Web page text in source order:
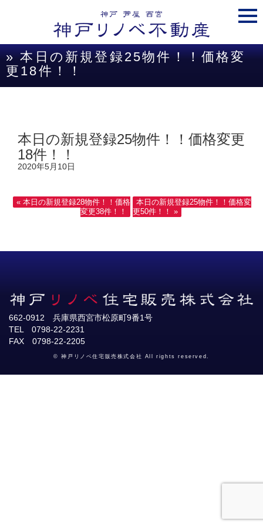
» 本日の新規登録25物件！！価格変
更18件！！
本日の新規登録25物件！！価格変更
18件！！
2020年5月10日
« 本日の新規登録28物件！！価格
変更38件！！
本日の新規登録25物件！！価格変
更50件！！ »
662-0912 兵庫県西宮市松原町9番1号
TEL 0798-22-2231
FAX 0798-22-2205
© 神戸リノベ住宅販売株式会社 All rights reserved.